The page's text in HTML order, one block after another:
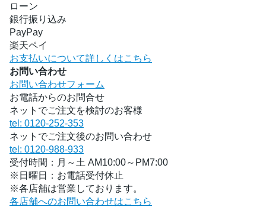
ローン
銀行振り込み
PayPay
楽天ペイ
お支払いについて詳しくはこちら
お問い合わせ
お問い合わせフォーム
お電話からのお問合せ
ネットでご注文を検討のお客様
tel: 0120-252-353
ネットでご注文後のお問い合わせ
tel: 0120-988-933
受付時間：月～土 AM10:00～PM7:00
※日曜日：お電話受付休止
※各店舗は営業しております。
各店舗へのお問い合わせはこちら